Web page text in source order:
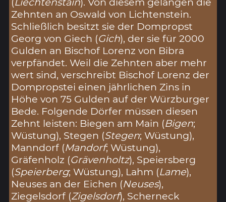
Zehnten an Oswald von Lichtenstein.
Schließlich besitzt sie der Dompropst
Georg von Giech (Gich), der sie für 2000
Gulden an Bischof Lorenz von Bibra
verpfändet. Weil die Zehnten aber mehr
wert sind, verschreibt Bischof Lorenz der
Dompropstei einen jährlichen Zins in
Höhe von 75 Gulden auf der Würzburger
Bede. Folgende Dörfer müssen diesen
Zehnt leisten: Biegen am Main (Bigen;
Wüstung), Stegen (Stegen; Wüstung),
Manndorf (Mandorf; Wüstung),
Gräfenholz (Grävenholtz), Speiersberg
(Speierberg; Wüstung), Lahm (Lame),
Neuses an der Eichen (Neuses),
Ziegelsdorf (Zigelsdorf), Scherneck